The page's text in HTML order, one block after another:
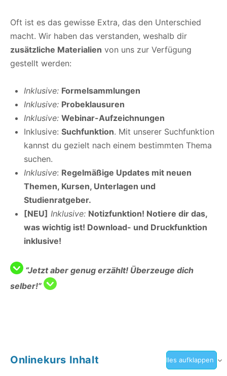
Oft ist es das gewisse Extra, das den Unterschied
macht. Wir haben das verstanden, weshalb dir
zusätzliche Materialien von uns zur Verfügung
gestellt werden:
Inklusive: Formelsammlungen
Inklusive: Probeklausuren
Inklusive: Webinar-Aufzeichnungen
Inklusive: Suchfunktion. Mit unserer Suchfunktion
kannst du gezielt nach einem bestimmten Thema
suchen.
Inklusive: Regelmäßige Updates mit neuen
Themen, Kursen, Unterlagen und
Studienratgeber.
[NEU] Inklusive: Notizfunktion! Notiere dir das,
was wichtig ist! Download- und Druckfunktion
inklusive!
“Jetzt aber genug erzählt! Überzeuge dich
selber!”
Onlinekurs Inhalt Alles aufklappen